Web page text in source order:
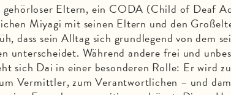
gehörloser Eltern, ein CODA (Child of Deaf
Miyagi mit seinen Eltern und den
dass sein Alltag sich grundlegend von dem
unterscheidet. Während andere frei und
sich Dai in einer besonderen Rolle: Er wird
Vermittler, zum Verantwortlichen – und